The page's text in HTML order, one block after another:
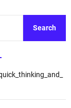
Search